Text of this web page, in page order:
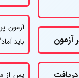
آزمون
دریافت
آزمون
باید